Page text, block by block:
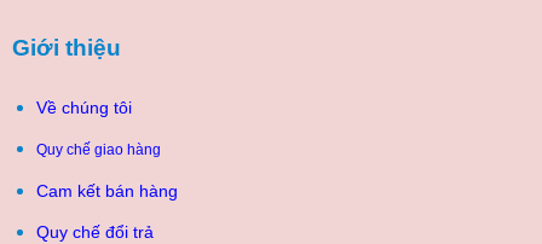
Giới thiệu
Về chúng tôi
Quy chế giao hàng
Cam kết bán hàng
Quy chế đổi trả